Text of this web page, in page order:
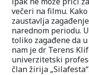
večeri na filmu.
zaustavlja
narednom periodu.
toliko zagađene da
nam je dr Terens
univerzitetski
član žirija „Silafesta“.